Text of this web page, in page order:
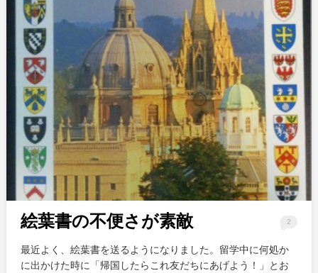
2
絵葉書の不便さが素敵
最近よく、絵葉書を送るようになりました。留学中に何処か
に出かけた時に「帰国したらこれ友だちにあげよう！」とお